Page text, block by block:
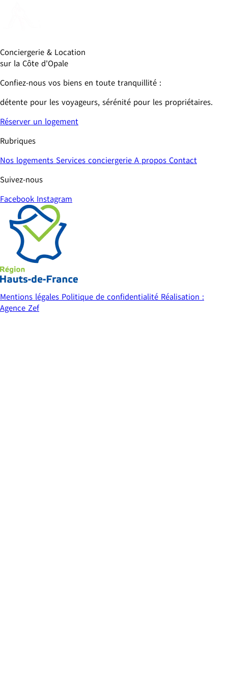
Conciergerie & Location
sur la Côte d'Opale
Confiez-nous vos biens en toute tranquillité :
détente pour les voyageurs, sérénité pour les propriétaires.
Réserver un logement
Rubriques
Nos logements Services conciergerie A propos Contact
Suivez-nous
Facebook Instagram
Mentions légales Politique de confidentialité Réalisation :
Agence Zef